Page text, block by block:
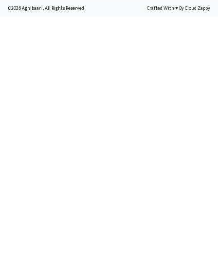
©2026 Agnibaan , All Rights Reserved Crafted With♥By Cloud Zappy